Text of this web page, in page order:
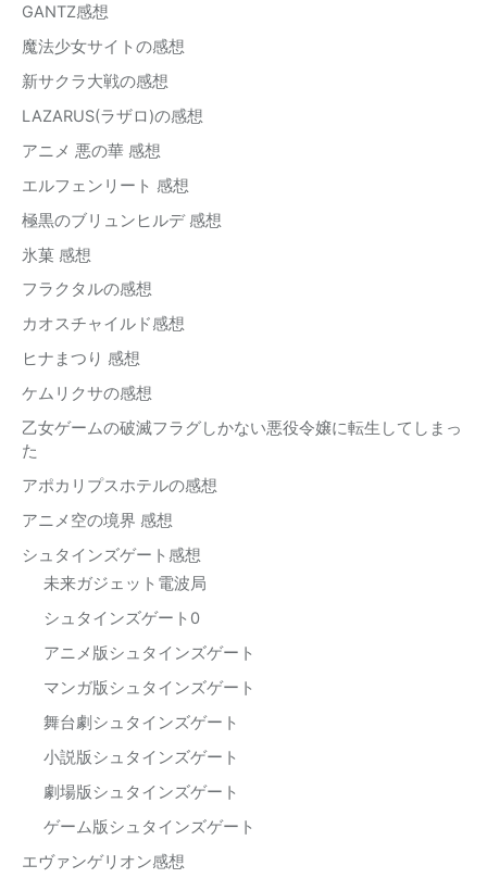
GANTZ感想
魔法少女サイトの感想
新サクラ大戦の感想
LAZARUS(ラザロ)の感想
アニメ 悪の華 感想
エルフェンリート 感想
極黒のブリュンヒルデ 感想
氷菓 感想
フラクタルの感想
カオスチャイルド感想
ヒナまつり 感想
ケムリクサの感想
乙女ゲームの破滅フラグしかない悪役令嬢に転生してしまっ
た
アポカリプスホテルの感想
アニメ空の境界 感想
シュタインズゲート感想
未来ガジェット電波局
シュタインズゲート0
アニメ版シュタインズゲート
マンガ版シュタインズゲート
舞台劇シュタインズゲート
小説版シュタインズゲート
劇場版シュタインズゲート
ゲーム版シュタインズゲート
エヴァンゲリオン感想